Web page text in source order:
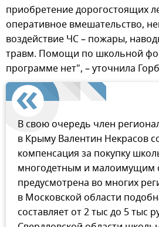
приобретение дорогостоящих
оперативное вмешательство,
воздействие ЧС – пожары,
травм. Помощи по школьной
программе нет", – уточнила
В свою очередь член
в Крыму Валентин Некрасов
компенсация за покупку
многодетным и малоимущим
предусмотрена во многих
в Московской области
составляет от 2 тыс до 5 тыс